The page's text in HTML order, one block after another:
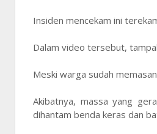
Insiden mencekam ini
Dalam video tersebut,
Meski warga sudah
Akibatnya, massa yang
dihantam benda keras dan